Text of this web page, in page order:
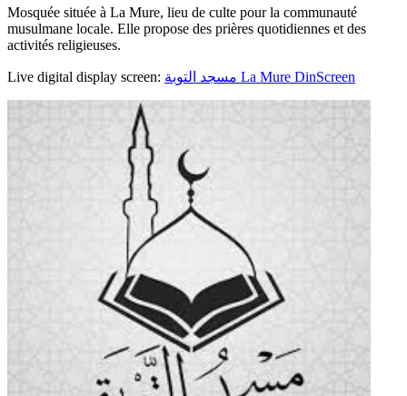
Mosquée située à La Mure, lieu de culte pour la communauté
musulmane locale. Elle propose des prières quotidiennes et des
activités religieuses.
Live digital display screen: مسجد التوبة La Mure DinScreen